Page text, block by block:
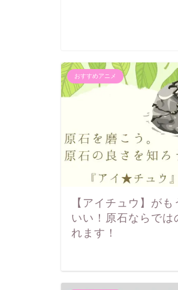
おすすめアニメ
【アイチュウ】が
いい！原石ならでは
れます！